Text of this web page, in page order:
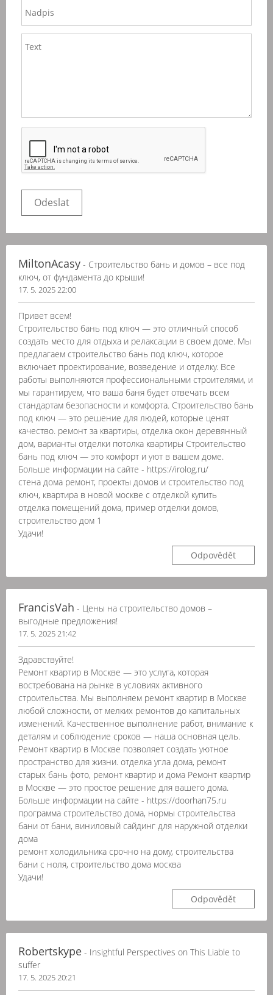
MiltonAcasy - Строительство бань и домов – все под
ключ, от фундамента до крыши!
17. 5. 2025 22:00
Привет всем!
Строительство бань под ключ — это отличный способ
создать место для отдыха и релаксации в своем доме. Мы
предлагаем строительство бань под ключ, которое
включает проектирование, возведение и отделку. Все
работы выполняются профессиональными строителями, и
мы гарантируем, что ваша баня будет отвечать всем
стандартам безопасности и комфорта. Строительство бань
под ключ — это решение для людей, которые ценят
качество. ремонт за квартиры, отделка окон деревянный
дом, варианты отделки потолка квартиры Строительство
бань под ключ — это комфорт и уют в вашем доме.
Больше информации на сайте - https://irolog.ru/
стена дома ремонт, проекты домов и строительство под
ключ, квартира в новой москве с отделкой купить
отделка помещений дома, пример отделки домов,
строительство дом 1
Удачи!
Odpovědět
FrancisVah - Цены на строительство домов –
выгодные предложения!
17. 5. 2025 21:42
Здравствуйте!
Ремонт квартир в Москве — это услуга, которая
востребована на рынке в условиях активного
строительства. Мы выполняем ремонт квартир в Москве
любой сложности, от мелких ремонтов до капитальных
изменений. Качественное выполнение работ, внимание к
деталям и соблюдение сроков — наша основная цель.
Ремонт квартир в Москве позволяет создать уютное
пространство для жизни. отделка угла дома, ремонт
старых бань фото, ремонт квартир и дома Ремонт квартир
в Москве — это простое решение для вашего дома.
Больше информации на сайте - https://doorhan75.ru
программа строительство дома, нормы строительства
бани от бани, виниловый сайдинг для наружной отделки
дома
ремонт холодильника срочно на дому, строительства
бани с ноля, строительство дома москва
Удачи!
Odpovědět
Robertskype - Insightful Perspectives on This Liable to
suffer
17. 5. 2025 20:21